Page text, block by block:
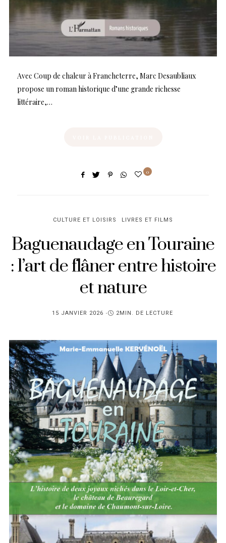
Avec Coup de chaleur à Francheterre, Marc Desaubliaux
propose un roman historique d’une grande richesse
littéraire,…
0
CULTURE ET LOISIRS LIVRES ET FILMS
Baguenaudage en Touraine
: l’art de flâner entre histoire
et nature
PUBLIÉ
15 JANVIER 2026 2MIN. DE LECTURE